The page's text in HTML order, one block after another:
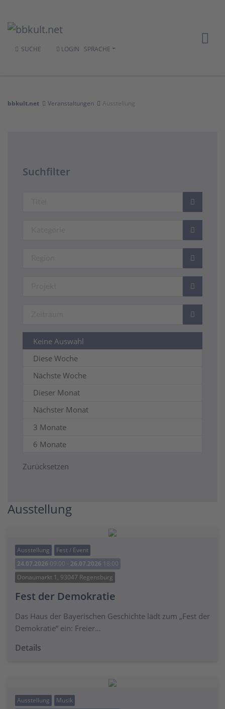
SUCHE LOGIN SPRACHE
bbkult.net Veranstaltungen Ausstellung
Suchfilter
Keine Auswahl
Diese Woche
Nächste Woche
Dieser Monat
Nächster Monat
3 Monate
6 Monate
Zurücksetzen
Ausstellung
Ausstellung
Fest / Event
24.07.2026 09:00 - 26.07.2026 18:00
Donaumarkt 1, 93047 Regensburg
Fest der Demokratie
Das Haus der Bayerischen Geschichte lädt zum „Fest der
Demokratie“ ein: Freier…
Details
Ausstellung
Musik